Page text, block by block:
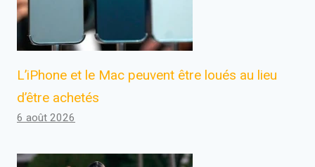
L’iPhone et le Mac peuvent être loués au lieu
d’être achetés
6 août 2026